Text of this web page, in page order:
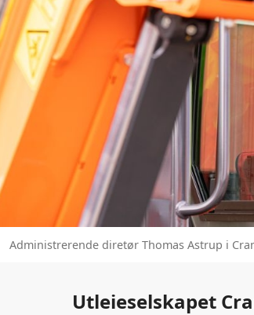
Administrerende diretør Thomas Astrup i
Utleieselskapet